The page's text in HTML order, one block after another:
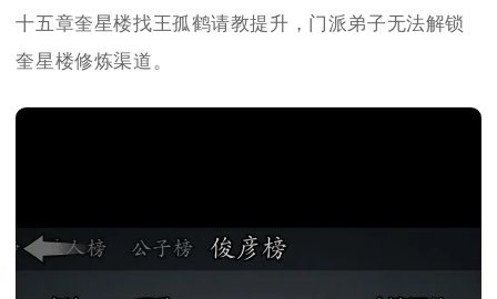
十五章奎星楼找王孤鹤请教提升，门派弟子无法解锁
奎星楼修炼渠道。